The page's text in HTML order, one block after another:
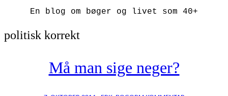
En blog om bøger og livet som 40+
politisk korrekt
Må man sige neger?